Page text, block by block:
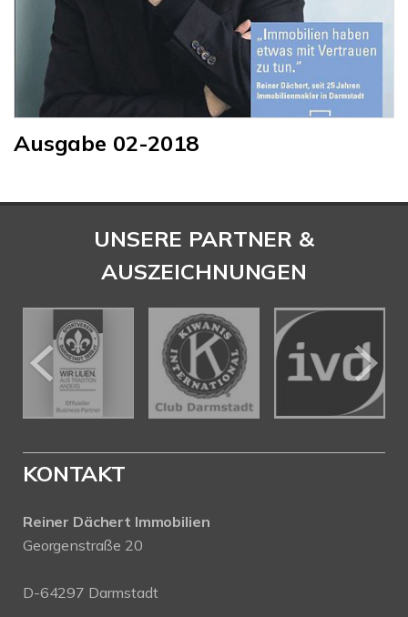
Ausgabe 02-2018
UNSERE PARTNER &
AUSZEICHNUNGEN
KONTAKT
Reiner Dächert Immobilien
Georgenstraße 20
D-64297 Darmstadt